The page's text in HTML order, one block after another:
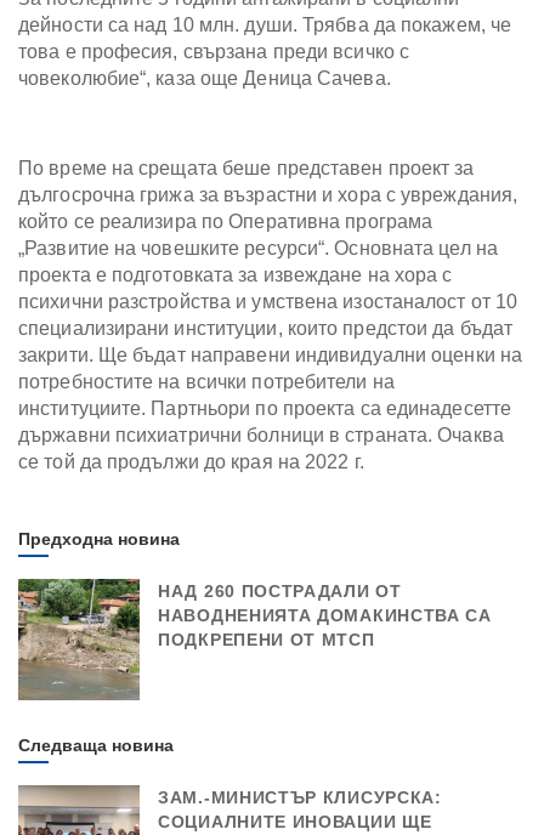
дейности са над 10 млн. души. Трябва да покажем, че
това е професия, свързана преди всичко с
човеколюбие“, каза още Деница Сачева.
По време на срещата беше представен проект за
дългосрочна грижа за възрастни и хора с увреждания,
който се реализира по Оперативна програма
„Развитие на човешките ресурси“. Основната цел на
проекта е подготовката за извеждане на хора с
психични разстройства и умствена изостаналост от 10
специализирани институции, които предстои да бъдат
закрити. Ще бъдат направени индивидуални оценки на
потребностите на всички потребители на
институциите. Партньори по проекта са единадесетте
държавни психиатрични болници в страната. Очаква
се той да продължи до края на 2022 г.
Предходна новина
НАД 260 ПОСТРАДАЛИ ОТ
НАВОДНЕНИЯТА ДОМАКИНСТВА СА
ПОДКРЕПЕНИ ОТ МТСП
Следваща новина
ЗАМ.-МИНИСТЪР КЛИСУРСКА:
СОЦИАЛНИТЕ ИНОВАЦИИ ЩЕ